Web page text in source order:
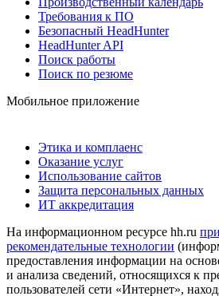
Требования к ПО
Безопасный HeadHunter
HeadHunter API
Поиск работы
Поиск по резюме
Мобильное приложение
Этика и комплаенс
Оказание услуг
Использование сайтов
Защита персональных данных
ИТ аккредитация
На информационном ресурсе hh.ru
рекомендательные технологии
предоставления информации на
и анализа сведений, относящихся к
пользователей сети «Интернет»,